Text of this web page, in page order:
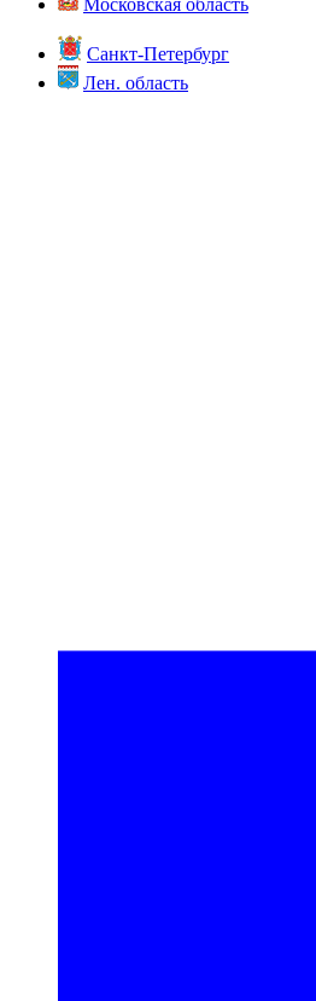
Московская область
Санкт-Петербург
Лен. область